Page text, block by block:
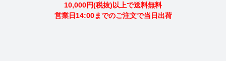
10,000円(税抜)以上で送料無料
営業日14:00までのご注文で当日出荷